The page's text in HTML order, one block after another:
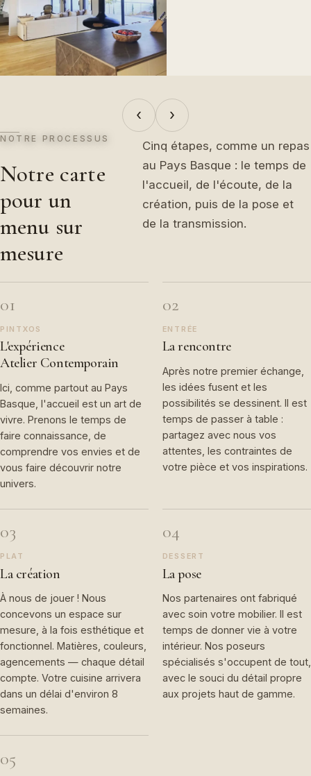
‹ ›
NOTRE PROCESSUS
Notre carte
pour un
menu sur
mesure
Cinq étapes, comme un repas
au Pays Basque : le temps de
l'accueil, de l'écoute, de la
création, puis de la pose et
de la transmission.
01
PINTXOS
L'expérience
Atelier Contemporain
Ici, comme partout au Pays
Basque, l'accueil est un art de
vivre. Prenons le temps de
faire connaissance, de
comprendre vos envies et de
vous faire découvrir notre
univers.
02
ENTRÉE
La rencontre
Après notre premier échange,
les idées fusent et les
possibilités se dessinent. Il est
temps de passer à table :
partagez avec nous vos
attentes, les contraintes de
votre pièce et vos inspirations.
03
PLAT
La création
À nous de jouer ! Nous
concevons un espace sur
mesure, à la fois esthétique et
fonctionnel. Matières, couleurs,
agencements — chaque détail
compte. Votre cuisine arrivera
dans un délai d'environ 8
semaines.
04
DESSERT
La pose
Nos partenaires ont fabriqué
avec soin votre mobilier. Il est
temps de donner vie à votre
intérieur. Nos poseurs
spécialisés s'occupent de tout,
avec le souci du détail propre
aux projets haut de gamme.
05